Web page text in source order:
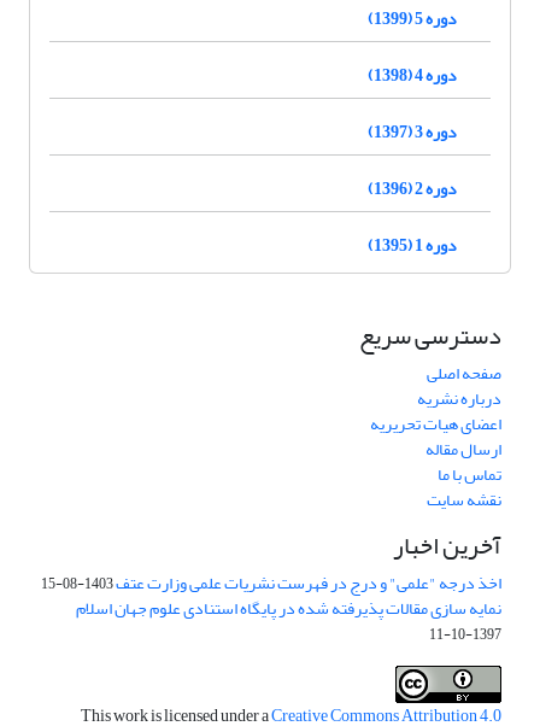
دوره 5 (1399)
دوره 4 (1398)
دوره 3 (1397)
دوره 2 (1396)
دوره 1 (1395)
دسترسی سریع
صفحه اصلی
درباره نشریه
اعضای هیات تحریریه
ارسال مقاله
تماس با ما
نقشه سایت
آخرین اخبار
اخذ درجه "علمی" و درج در فهرست نشریات علمی وزارت عتف1403-08-15
نمایه سازی مقالات پذیرفته شده در پایگاه استنادی علوم جهان اسلام
1397-10-11
This work is licensed under aCreative Commons Attribution 4.0